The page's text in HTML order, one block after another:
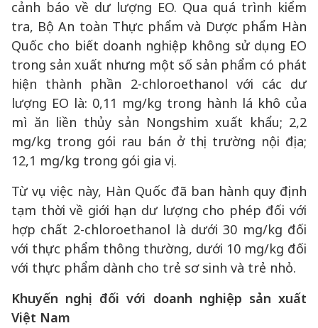
cảnh báo về dư lượng EO. Qua quá trình kiểm
tra, Bộ An toàn Thực phẩm và Dược phẩm Hàn
Quốc cho biết doanh nghiệp không sử dụng EO
trong sản xuất nhưng một số sản phẩm có phát
hiện thành phần 2-chloroethanol với các dư
lượng EO là: 0,11 mg/kg trong hành lá khô của
mì ăn liền thủy sản Nongshim xuất khẩu; 2,2
mg/kg trong gói rau bán ở thị trường nội địa;
12,1 mg/kg trong gói gia vị.
Từ vụ việc này, Hàn Quốc đã ban hành quy định
tạm thời về giới hạn dư lượng cho phép đối với
hợp chất 2-chloroethanol là dưới 30 mg/kg đối
với thực phẩm thông thường, dưới 10 mg/kg đối
với thực phẩm dành cho trẻ sơ sinh và trẻ nhỏ.
Khuyến nghị đối với doanh nghiệp sản xuất
Việt Nam